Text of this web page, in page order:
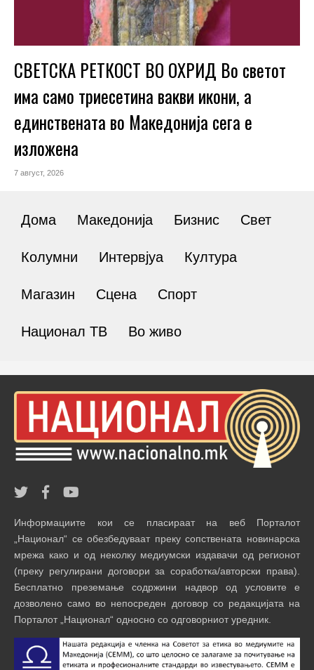
СВЕТСКА РЕТКОСТ ВО ОХРИД Во светот
има само триесетина вакви икони, а
единствената во Македонија сега е
изложена
7 август, 2026
Дома Македонија Бизнис Свет
Колумни Интервјуа Култура
Магазин Сцена Спорт
Национал ТВ Во живо
Информациите кои се пласираат на веб Порталот
„Национал“ се обезбедуваат преку сопствената новинарска
мрежа како и од неколку медиумски издавачи од регионот
(преку регулирани договори за соработка/авторски права).
Бесплатно преземање содржини надвор од условите е
дозволено само во непосреден договор со редакцијата на
Порталот „Национал“ односно со одговорниот уредник.